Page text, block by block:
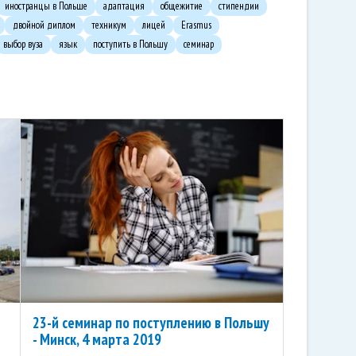
иностранцы в Польше адаптация общежитие
стипендии
двойной диплом
техникум лицей
Erasmus
выбор вуза
язык поступить в Польшу семинар
23-й семинар по поступлению в Польшу
- Минск, 4 марта 2019